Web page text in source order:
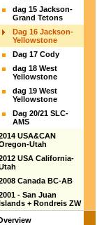
dag 15 Jackson-
Grand Tetons
Dag 16 Jackson-
Yellowstone
Dag 17 Cody
dag 18 West
Yellowstone
dag 19 West
Yellowstone
Dag 20/21 SLC-
AMS
USA&CAN
Utah
USA California-
Canada BC-AB
- San Juan
+ Rondreis ZW